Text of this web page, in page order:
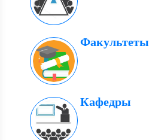
Факультеты
Кафедры